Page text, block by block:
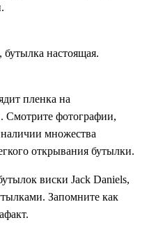
настоящая.
пленка на
Смотрите фотографии,
множества
открывания бутылки.
виски Jack Daniels,
Запомните как